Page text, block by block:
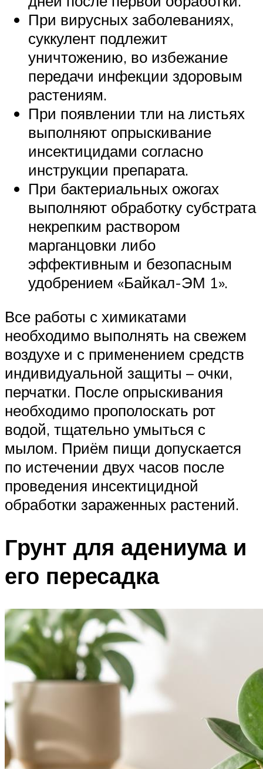
При вирусных заболеваниях,
суккулент подлежит
уничтожению, во избежание
передачи инфекции здоровым
растениям.
При появлении тли на листьях
выполняют опрыскивание
инсектицидами согласно
инструкции препарата.
При бактериальных ожогах
выполняют обработку субстрата
некрепким раствором
марганцовки либо
эффективным и безопасным
удобрением «Байкал-ЭМ 1».
Все работы с химикатами
необходимо выполнять на свежем
воздухе и с применением средств
индивидуальной защиты – очки,
перчатки. После опрыскивания
необходимо прополоскать рот
водой, тщательно умыться с
мылом. Приём пищи допускается
по истечении двух часов после
проведения инсектицидной
обработки зараженных растений.
Грунт для адениума и
его пересадка